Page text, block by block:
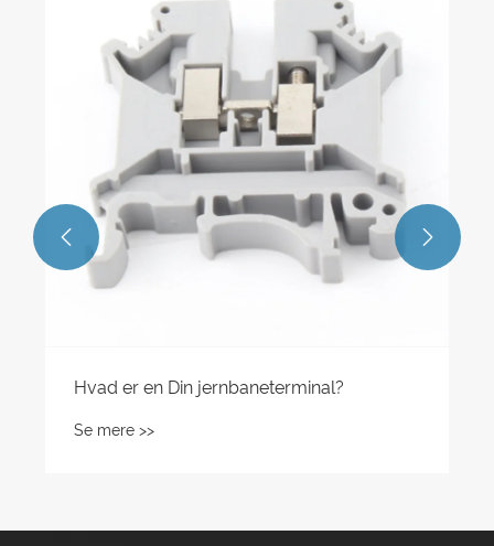
Hvad er egenskaberne ved DIN-
skinneklemmer af skruetype?
Se mere >>
 